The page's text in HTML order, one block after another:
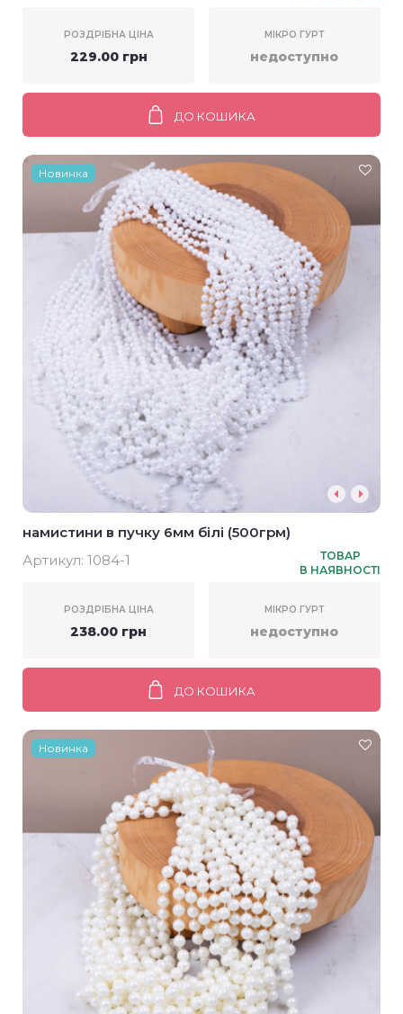
РОЗДРІБНА ЦІНА
229.00 грн
МІКРО ГУРТ
недоступно
ДО КОШИКА
Новинка
намистини в пучку 6мм білі (500грм)
Артикул: 1084-1
ТОВАР
В НАЯВНОСТІ
РОЗДРІБНА ЦІНА
238.00 грн
МІКРО ГУРТ
недоступно
ДО КОШИКА
Новинка